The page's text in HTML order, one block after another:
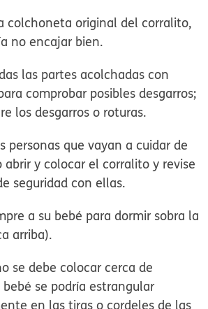
colchoneta original del corralito,
no encajar bien.
las partes acolchadas con
comprobar posibles desgarros;
los desgarros o roturas.
personas que vayan a cuidar de
abrir y colocar el corralito y revise
seguridad con ellas.
a su bebé para dormir sobra la
arriba).
se debe colocar cerca de
se podría estrangular
en las tiras o cordeles de las